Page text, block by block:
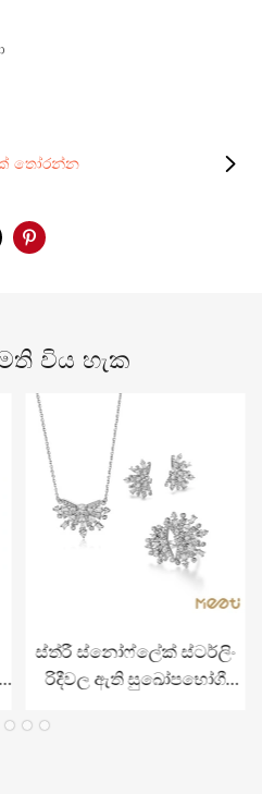
තෝරන්න
විය හැක
ස්ත්රී ස්නෝෆ්ලේක් ස්ටර්ලිං
රිදීවල ඇති සුඛෝපභෝගී